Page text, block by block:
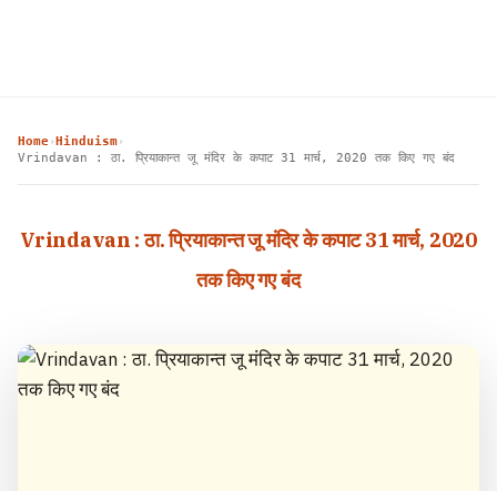
Home› Hinduism›
Vrindavan : ठा. प्रियाकान्त जू मंदिर के कपाट 31 मार्च, 2020 तक किए गए बंद
Vrindavan : ठा. प्रियाकान्त जू मंदिर के कपाट 31 मार्च, 2020
तक किए गए बंद